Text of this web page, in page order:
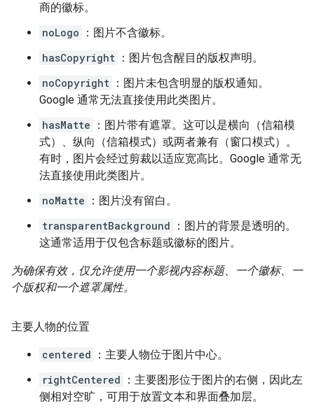
商的徽标。
noLogo
：图片不含徽标。
hasCopyright ：图片包含醒目的版权声明。
noCopyright ：图片未包含明显的版权通知。
Google 通常无法直接使用此类图片。
hasMatte
：图片带有遮罩。这可以是横向（信箱模
式）、纵向（信箱模式）或两者兼有（窗口模式）。
有时，图片会经过剪裁以适应宽高比。Google 通常无
法直接使用此类图片。
noMatte
：图片没有留白。
transparentBackground
：图片的背景是透明的。
这通常适用于仅包含标题或徽标的图片。
为确保有效，仅允许使用一个影视内容标题、一个徽标、一
个版权和一个遮罩属性。
主要人物的位置
centered
：主要人物位于图片中心。
rightCentered
：主要图形位于图片的右侧，因此左
侧相对空旷，可用于放置文本和界面叠加层。